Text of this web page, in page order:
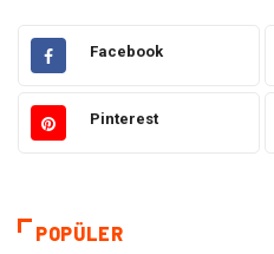
Gündem
Moda
Bilgisayar & Yazılım
Facebook
Pinterest
POPÜLER